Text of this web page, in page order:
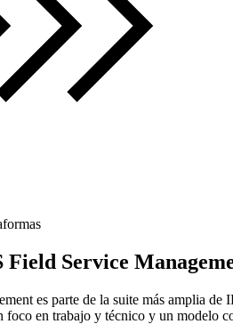
Field Service
es parte de la suite más amplia
foco en trabajo y técnico y un modelo